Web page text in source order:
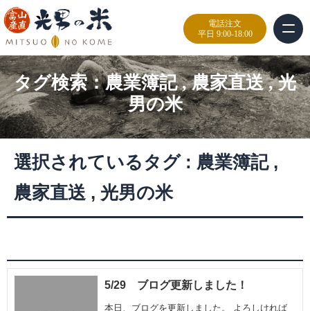
電話注文
平日 9:00-18:00
タグ検索：農業簿記,農家直送,光
男の米
選択されているタグ : 農業簿記,
農家直送, 光男の米
5/29 ブログ更新しました！
本日、ブログを更新しました。 よろしければ